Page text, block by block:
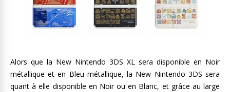
Alors que la New Nintendo 3DS XL sera disponible en Noir
métallique et en Bleu métallique, la New Nintendo 3DS sera
quant à elle disponible en Noir ou en Blanc, et grâce au large